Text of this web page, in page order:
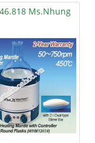
Ms.Nhung